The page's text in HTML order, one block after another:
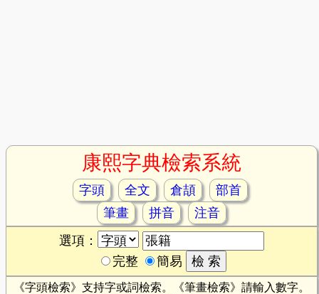
康熙字典檢索系統
字頭 全文 倉頡
部首
筆畫
拼音
注音
選項：
完整
簡易
《字頭檢索》支持字或詞檢索。《筆畫檢索》請輸入數字。